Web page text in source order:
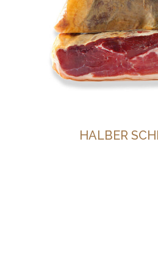
HALBER